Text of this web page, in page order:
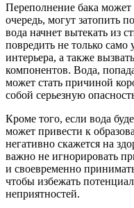
Переполнение бака
очередь, могут затопить
вода начнет вытекать из
повредить не только
интерьера, а также
компонентов. Вода,
может стать причиной
собой серьезную
Кроме того, если вода
может привести к
негативно скажется на
важно не игнорировать
и своевременно
чтобы избежать
неприятностей.